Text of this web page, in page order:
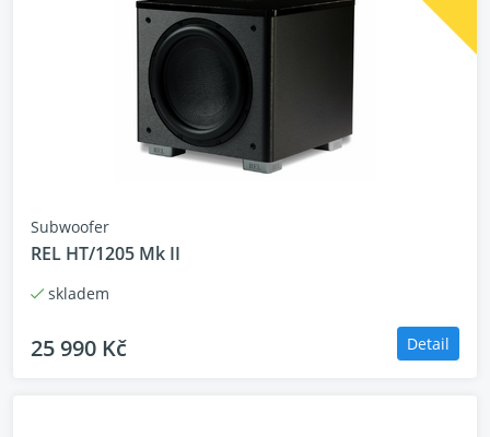
Subwoofer
REL HT/1205 Mk II
skladem
25 990 Kč Detail